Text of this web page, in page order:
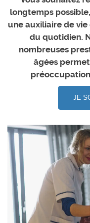
longtemps
une auxiliaire de
du quotidien.
nombreuses
âgées
JE